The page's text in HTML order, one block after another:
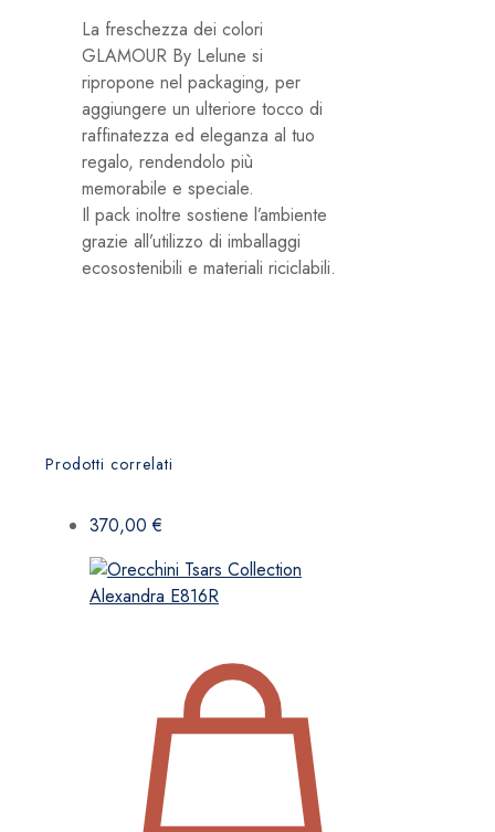
La freschezza dei colori
GLAMOUR By Lelune si
ripropone nel packaging, per
aggiungere un ulteriore tocco di
raffinatezza ed eleganza al tuo
regalo, rendendolo più
memorabile e speciale.
Il pack inoltre sostiene l’ambiente
grazie all’utilizzo di imballaggi
ecosostenibili e materiali riciclabili.
Prodotti correlati
370,00€